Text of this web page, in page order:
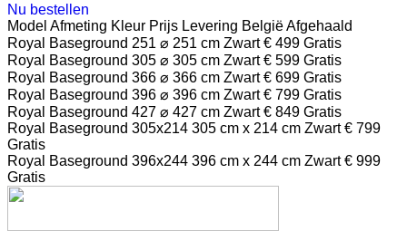
Nu bestellen
Model Afmeting Kleur Prijs Levering BelgiëAfgehaald
Royal Baseground 251 ⌀ 251 cm Zwart € 499 Gratis
Royal Baseground 305 ⌀ 305 cm Zwart € 599 Gratis
Royal Baseground 366 ⌀ 366 cm Zwart € 699 Gratis
Royal Baseground 396 ⌀ 396 cm Zwart € 799 Gratis
Royal Baseground 427 ⌀ 427 cm Zwart € 849 Gratis
Royal Baseground 305x214 305 cm x 214 cm Zwart € 799
Gratis
Royal Baseground 396x244 396 cm x 244 cm Zwart € 999
Gratis